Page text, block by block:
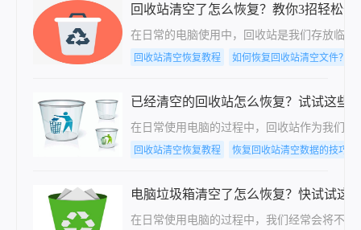
回收站清空了怎么恢复？教你3招轻松恢
在日常的电脑使用中，回收站是我们存放临
回收站清空恢复教程 如何恢复回收站清空文件？教
已经清空的回收站怎么恢复？试试这些
在日常使用电脑的过程中，回收站作为我们
回收站清空恢复教程 恢复回收站清空数据的技巧
电脑垃圾箱清空了怎么恢复？快试试这
在日常使用电脑的过程中，我们经常会将不